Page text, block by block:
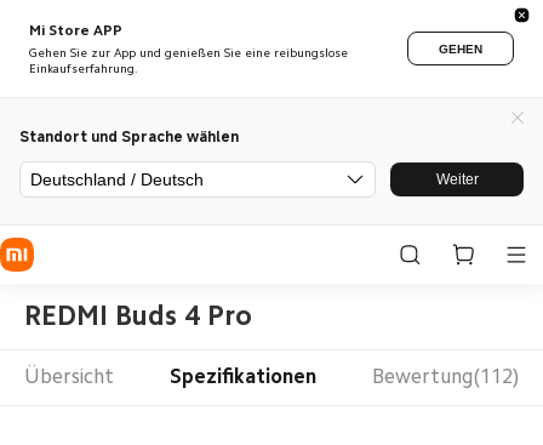
Mi Store APP
Gehen Sie zur App und genießen Sie eine reibungslose
Einkaufserfahrung.
GEHEN
Standort und Sprache wählen
Deutschland / Deutsch Weiter
REDMI Buds 4 Pro
Übersicht Spezifikationen Bewertung(112)